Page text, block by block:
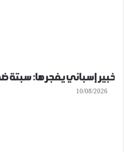
خبير إسباني يفجرها: سبتة
10/08/2026